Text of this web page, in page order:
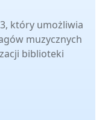
który umożliwia
muzycznych
biblioteki